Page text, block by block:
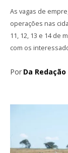
As vagas de
operações nas
11, 12, 13 e 14 de
com os
Por Da Redação